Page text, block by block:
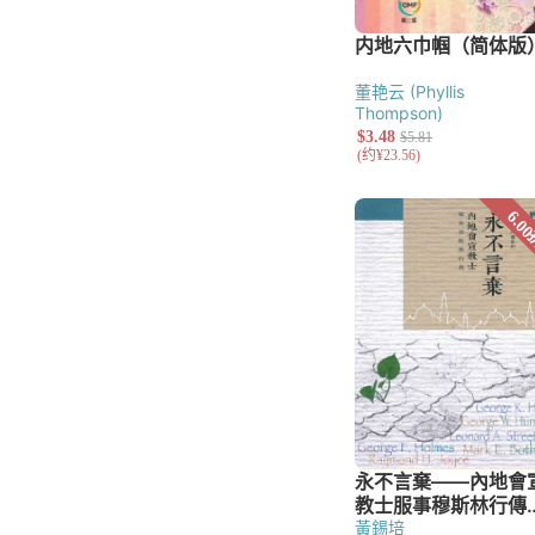
董艳云 (Phyllis
Thompson)
黃錫培